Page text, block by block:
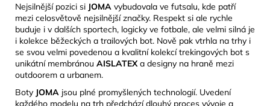
Nejsilnější pozici si JOMA vybudovala ve futsalu, kde patří
mezi celosvětově nejsilnější značky. Respekt si ale rychle
buduje i v dalších sportech, logicky ve fotbale, ale velmi silná je
i kolekce běžeckých a trailových bot. Nově pak vtrhla na trhy i
se svou velmi povedenou a kvalitní kolekcí trekingových bot s
unikátní membránou AISLATEXa designy na hraně mezi
outdoorem a urbanem.
Boty JOMA jsou plné promyšlených technologií. Uvedení
každého modelu na trh předchází dlouhý proces vývoje a